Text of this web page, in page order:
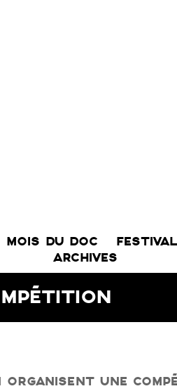
MOIS DU DOC
ARCHIVES
UNE